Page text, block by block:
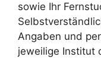
sowie Ihr
Angaben und
jeweilige Institut